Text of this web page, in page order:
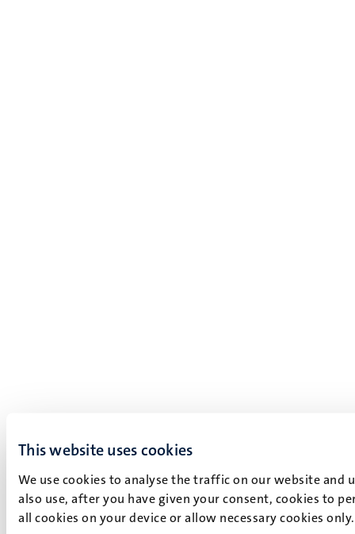
This website uses cookies
We use cookies to analyse the traffic on our website and
also use, after you have given your consent, cookies to
all cookies on your device or allow necessary cookies